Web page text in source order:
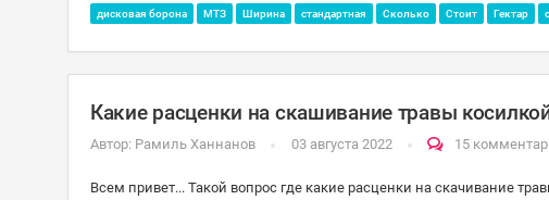
дисковая борона МТЗ Ширина стандартная Сколько Стоит Гектар
Какие расценки на скашивание травы
Автор: Рамиль Ханнанов 03 августа 2022 15
Всем привет... Такой вопрос где какие расценки на скачивание